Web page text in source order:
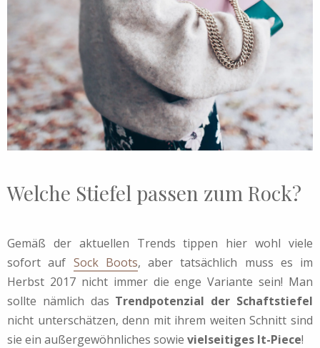
Welche Stiefel passen zum Rock?
Gemäß der aktuellen Trends tippen hier wohl viele
sofort auf Sock Boots, aber tatsächlich muss es im
Herbst 2017 nicht immer die enge Variante sein! Man
sollte nämlich das Trendpotenzial der Schaftstiefel
nicht unterschätzen, denn mit ihrem weiten Schnitt sind
sie ein außergewöhnliches sowie vielseitiges It-Piece!